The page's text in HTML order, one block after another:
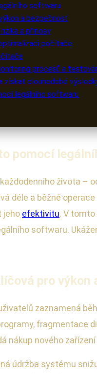
softwaru
a bezpečnost
a přínosy
počítače
procesů a
získat dlouhodobé
legálního softwaru
pomocí
života –
déle a běžné
jeho efektivitu. V
softwaru.
pro výkon
zaznamená
fragmentace
nákup nového
údržba systému